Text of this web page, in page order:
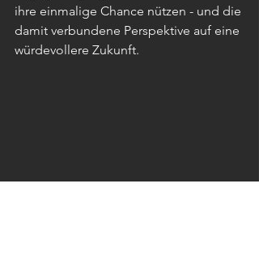
ihre einmalige Chance nützen - und die
damit verbundene Perspektive auf eine
würdevollere Zukunft.